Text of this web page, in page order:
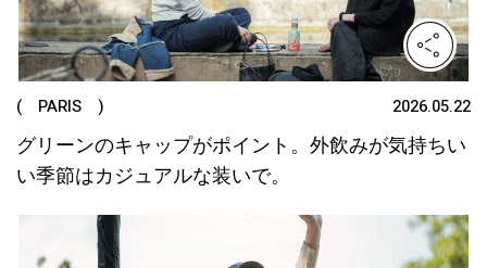
( PARIS ) 2026.05.22
グリーンのキャップがポイント。外飲みが気持ちい
い季節はカジュアルな装いで。